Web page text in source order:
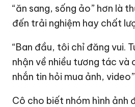
“ăn sang, sống ảo” hơn là
đến trải nghiệm hay chất
“Ban đầu, tôi chỉ đăng vui.
nhận về nhiều tương tác và
nhắn tin hỏi mua ảnh,
Cô cho biết nhóm hình ảnh